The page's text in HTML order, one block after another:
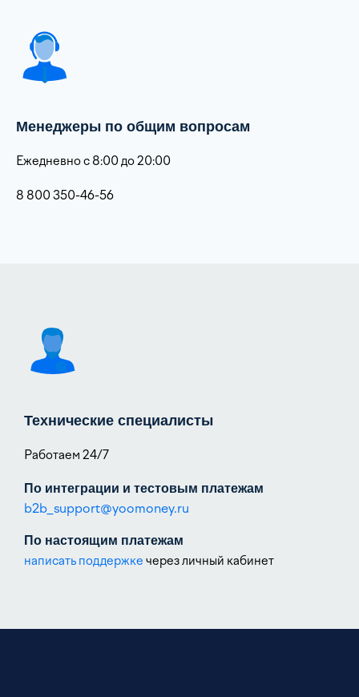
Менеджеры по общим вопросам
Ежедневно с 8:00 до 20:00
8 800 350-46-56
Технические специалисты
Работаем 24/7
По интеграции и тестовым платежам
b2b_support@yoomoney.ru
По настоящим платежам
написать поддержке через личный кабинет